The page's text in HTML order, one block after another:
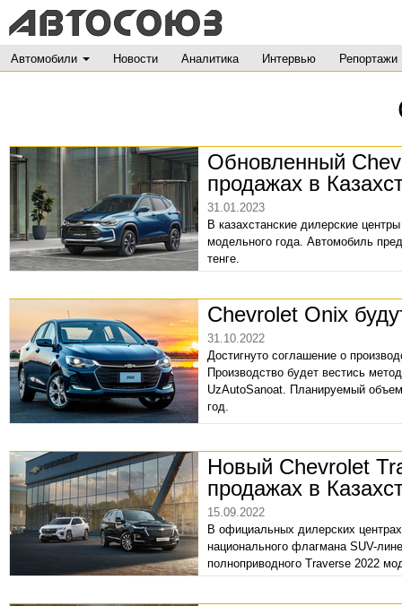
Автомобили Новости Аналитика Интервью Репортажи
Обновленный
продажах в
31.01.2023
В казахстанские дилерские
модельного года. Автомобиль
тенге.
Chevrolet Onix
31.10.2022
Достигнуто соглашение о
Производство будет вестись
UzAutoSanoat. Планируемый
год.
Новый Chevrolet
продажах в
15.09.2022
В официальных дилерских
национального флагмана SUV-
полноприводного Traverse 2022
(около 4,2 млн рублей).